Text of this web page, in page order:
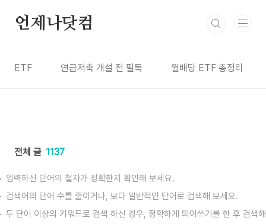
언제나닷컴
ETF 연금저축 개설 전 필독 월배당 ETF 총정리
전체 글 1137
입력하신 단어의 철자가 정확한지 확인해 보세요.
검색어의 단어 수를 줄이거나, 보다 일반적인 단어로 검색해 보세요.
두 단어 이상의 키워드로 검색 하신 경우, 정확하게 띄어쓰기를 한 후 검색해